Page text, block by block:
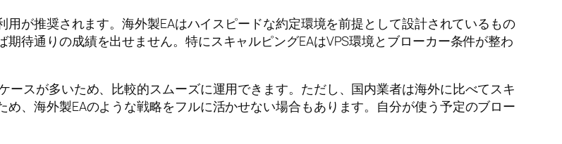
が推奨されます。海外製EAはハイスピードな約定環境を前提として設計されているもの
待通りの成績を出せません。特にスキャルピングEAはVPS環境とブローカー条件が整わ
ースが多いため、比較的スムーズに運用できます。ただし、国内業者は海外に比べてスキ
、海外製EAのような戦略をフルに活かせない場合もあります。自分が使う予定のブロー